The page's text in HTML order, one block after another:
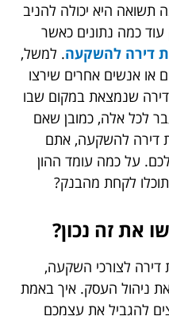
תשואה היא יכולה להניב
כמה נתונים כאשר
דירה להשקעה. למשל,
או אנשים אחרים שירצו
שנמצאת במקום שבו
לכל אלה, כמובן שאם
דירה להשקעה, אתם
על כמה עומד ההון
לקחת מהבנק?
את זה נכון?
לצורכי השקעה,
ניהול העסק. איך באמת
להגביל את עצמכם